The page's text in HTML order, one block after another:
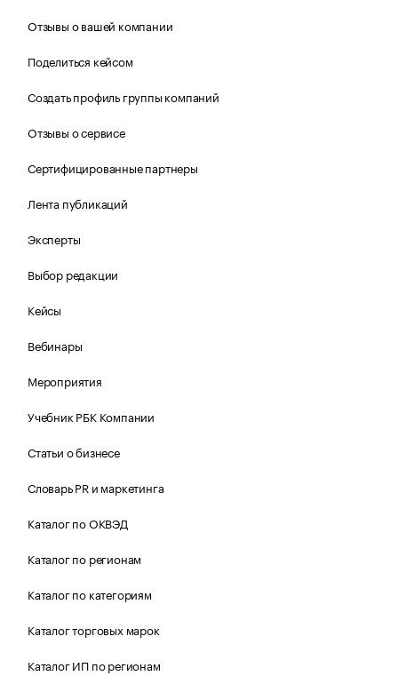
Отзывы о вашей компании
Поделиться кейсом
Создать профиль группы компаний
Отзывы о сервисе
Сертифицированные партнеры
Лента публикаций
Эксперты
Выбор редакции
Кейсы
Вебинары
Мероприятия
Учебник РБК Компании
Статьи о бизнесе
Словарь PR и маркетинга
Каталог по ОКВЭД
Каталог по регионам
Каталог по категориям
Каталог торговых марок
Каталог ИП по регионам